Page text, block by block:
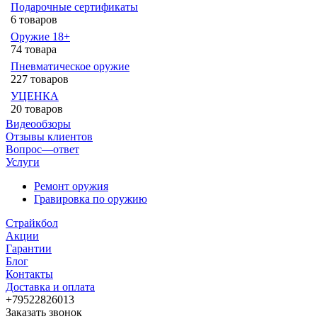
Подарочные сертификаты
6 товаров
Оружие 18+
74 товара
Пневматическое оружие
227 товаров
УЦЕНКА
20 товаров
Видеообзоры
Отзывы клиентов
Вопрос—ответ
Услуги
Ремонт оружия
Гравировка по оружию
Страйкбол
Акции
Гарантии
Блог
Контакты
Доставка и оплата
+79522826013
Заказать звонок